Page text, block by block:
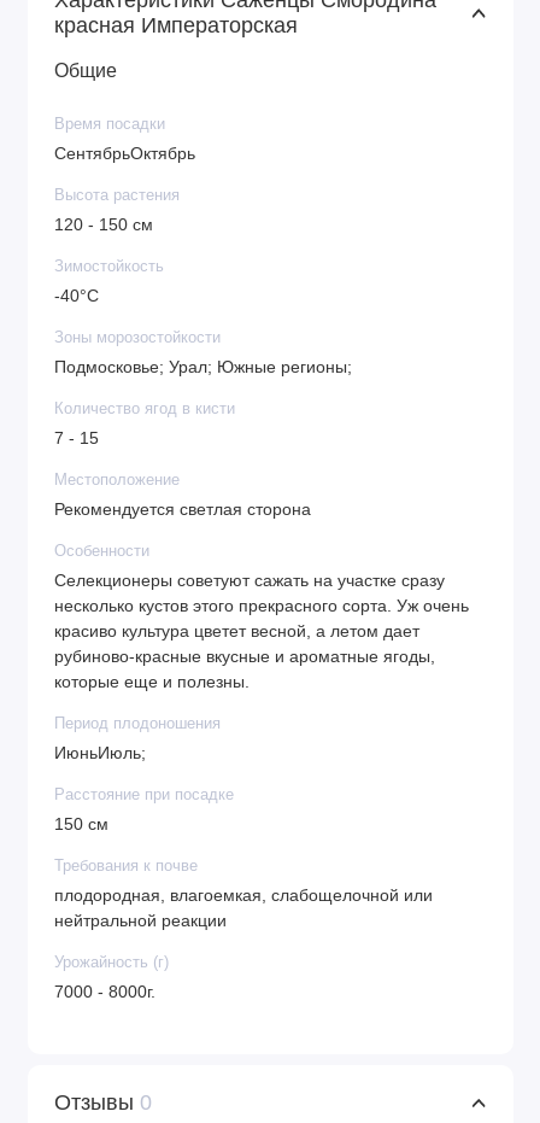
Отличные вкусовые качества
Высокая урожайность
Компактность кустов
красная Императорская
Общие
Время посадки
СентябрьОктябрь
Высота растения
120 - 150 см
Зимостойкость
-40°C
Зоны морозостойкости
Подмосковье; Урал; Южные регионы;
Количество ягод в кисти
7 - 15
Местоположение
Рекомендуется светлая сторона
Особенности
Селекционеры советуют сажать на участке сразу
несколько кустов этого прекрасного сорта. Уж очень
красиво культура цветет весной, а летом дает
рубиново-красные вкусные и ароматные ягоды,
которые еще и полезны.
Период плодоношения
ИюньИюль;
Расстояние при посадке
150 см
Требования к почве
плодородная, влагоемкая, слабощелочной или
нейтральной реакции
Урожайность (г)
7000 - 8000г.
Отзывы 0